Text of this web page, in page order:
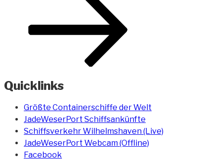
Quicklinks
Größte Containerschiffe der Welt
JadeWeserPort Schiffsankünfte
Schiffsverkehr Wilhelmshaven (Live)
JadeWeserPort Webcam (Offline)
Facebook